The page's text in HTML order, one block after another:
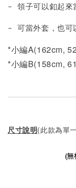
- 領子可以釦起來
- 可當外套，也可
*小編A(162cm,
*小編B(158cm,
尺寸說明(此款為單